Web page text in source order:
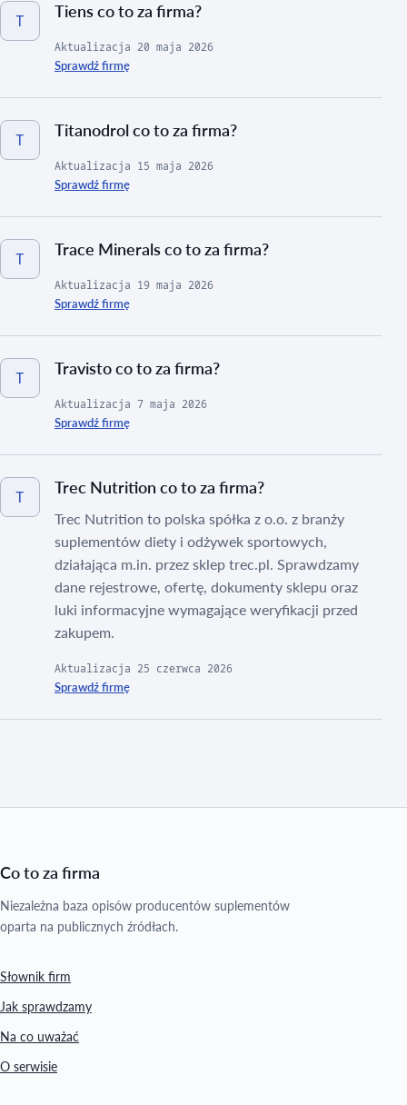
T Tiens co to za firma?
Aktualizacja 20 maja 2026
Sprawdź firmę
T Titanodrol co to za firma?
Aktualizacja 15 maja 2026
Sprawdź firmę
T Trace Minerals co to za firma?
Aktualizacja 19 maja 2026
Sprawdź firmę
T Travisto co to za firma?
Aktualizacja 7 maja 2026
Sprawdź firmę
T Trec Nutrition co to za firma?
Trec Nutrition to polska spółka z o.o. z branży
suplementów diety i odżywek sportowych,
działająca m.in. przez sklep trec.pl. Sprawdzamy
dane rejestrowe, ofertę, dokumenty sklepu oraz
luki informacyjne wymagające weryfikacji przed
zakupem.
Aktualizacja 25 czerwca 2026
Sprawdź firmę
Co to za firma
Niezależna baza opisów producentów suplementów
oparta na publicznych źródłach.
Słownik firm
Jak sprawdzamy
Na co uważać
O serwisie